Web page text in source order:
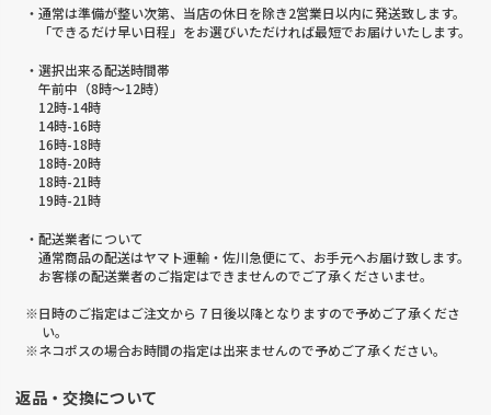
・通常は準備が整い次第、当店の休日を除き2営業日以内に発送致します。
「できるだけ早い日程」をお選びいただければ最短でお届けいたします。
・選択出来る配送時間帯
午前中（8時～12時）
12時-14時
14時-16時
16時-18時
18時-20時
18時-21時
19時-21時
・配送業者について
通常商品の配送はヤマト運輸・佐川急便にて、お手元へお届け致します。
お客様の配送業者のご指定はできませんのでご了承くださいませ。
※日時のご指定はご注文から 7 日後以降となりますので予めご了承くださ
い。
※ネコポスの場合お時間の指定は出来ませんので予めご了承ください。
返品・交換について